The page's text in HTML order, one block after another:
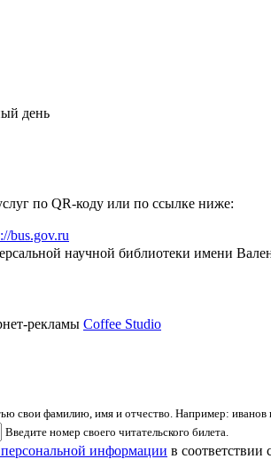
день
по QR-коду или по ссылке ниже:
bus.gov.ru
научной библиотеки имени
рекламы Coffee Studio
свои фамилию, имя и отчество. Например: иванов
Введите номер своего читательского билета.
персональной информации в